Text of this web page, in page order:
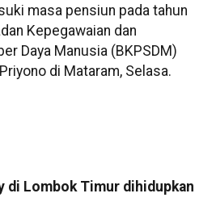
masa pensiun pada tahun
Kepegawaian dan
Daya Manusia (BKPSDM)
di Mataram, Selasa.
di Lombok Timur dihidupkan